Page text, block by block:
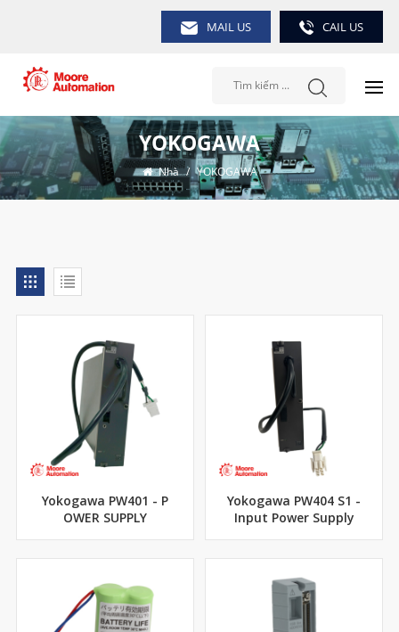
MAIL US CAIL US
YOKOGAWA
Nhà / YOKOGAWA
Yokogawa PW401 - P
OWER SUPPLY
Yokogawa PW404 S1 -
Input Power Supply